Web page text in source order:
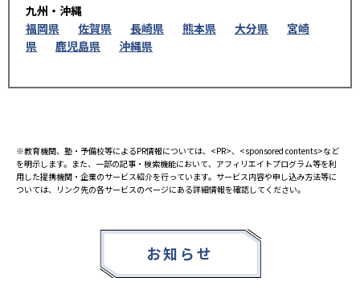
九州・沖縄
福岡県
佐賀県 長崎県 熊本県 大分県
宮崎
県
鹿児島県 沖縄県
※教育機関、塾・予備校等によるPR情報については、<PR>、<sponsored contents>など
を明示します。また、一部の記事・検索機能において、アフィリエイトプログラム等を利
用した提携機関・企業のサービス紹介を行っています。サービス内容や申し込み方法等に
ついては、リンク先の各サービスのページにある詳細情報を確認してください。
お知らせ